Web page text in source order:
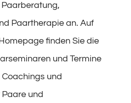
Paarberatung,
Paartherapie an. Auf
finden Sie die
und Termine
Coachings und
und